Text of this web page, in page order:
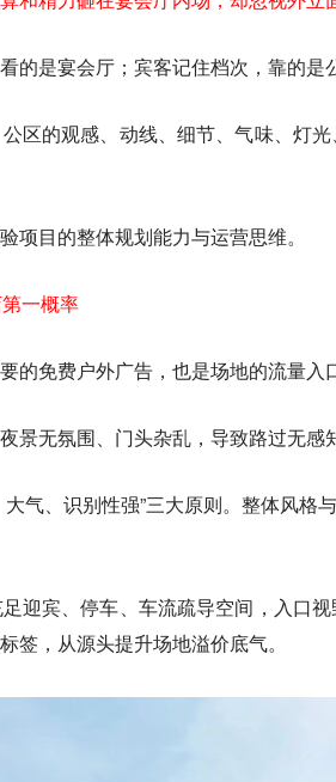
的是宴会厅；宾客记住档次，靠的是
区的观感、动线、细节、气味、灯
项目的整体规划能力与运营思维。
一概率
免费户外广告，也是场地的流量入
无氛围、门头杂乱，导致路过无感
气、识别性强”三大原则。整体风
迎宾、停车、车流疏导空间，入口
签，从源头提升场地溢价底气。